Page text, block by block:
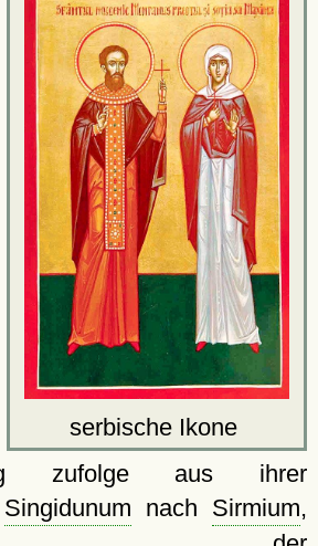
serbische Ikone
zufolge aus ihrer
Singidunum nach Sirmium,